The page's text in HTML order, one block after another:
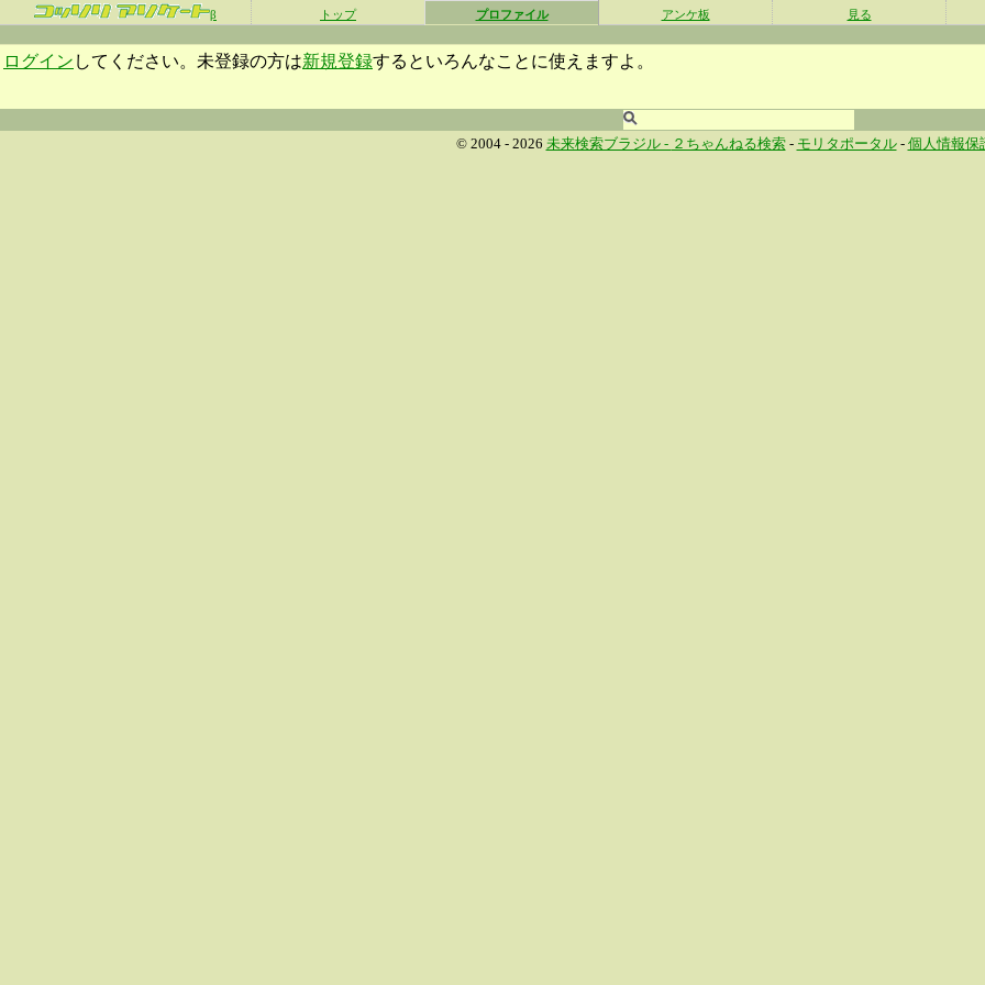
β トップ プロファイル アンケ板 見る
ログイン してください。未登録の方は新規登録するといろんなことに使えますよ。
© 2004 - 2026 未来検索ブラジル - ２ちゃんねる検索- モリタポータル- 個人情報保